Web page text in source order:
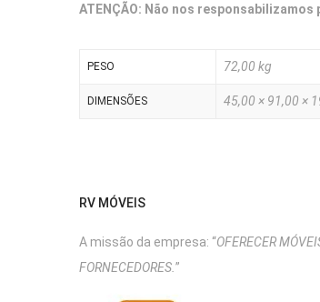
ATENÇÃO: Não nos
PESO 72,00 kg
DIMENSÕES 45,00 × 91,00 ×
RV MÓVEIS
A missão da empresa: “OFERECER
FORNECEDORES. ”